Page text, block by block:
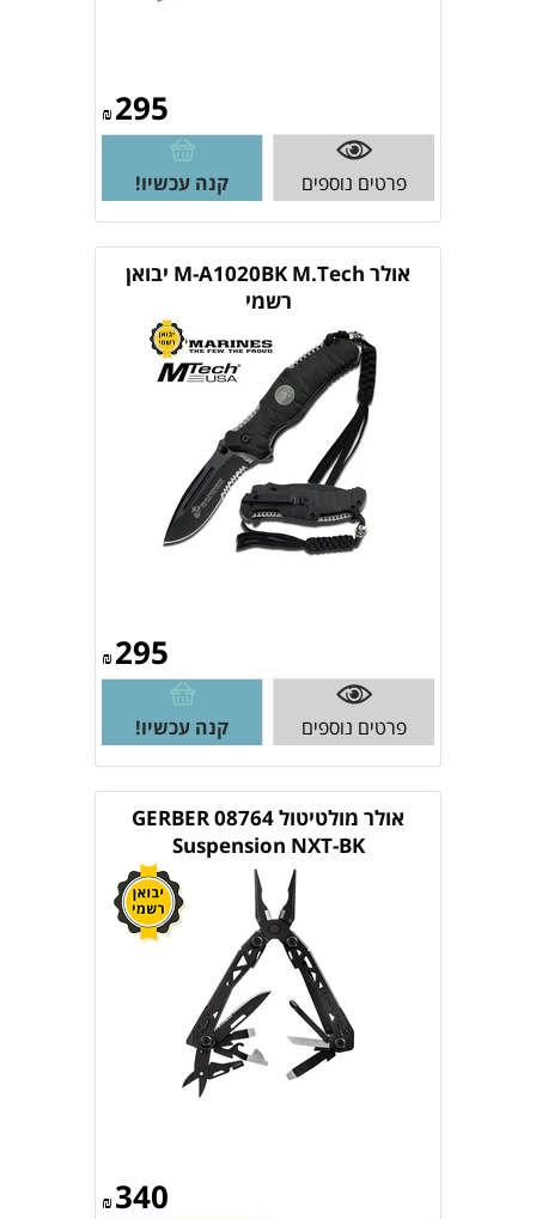
₪295
פרטים נוספים קנה עכשיו!
אולר M-A1020BK M.Tech יבואן
רשמי
₪295
פרטים נוספים קנה עכשיו!
אולר מולטיטול 08764 GERBER
Suspension NXT-BK
₪340